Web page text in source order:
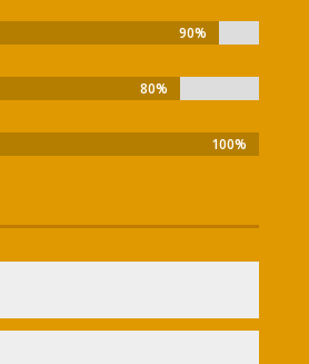
90%
90%
80%
80%
100%
100%